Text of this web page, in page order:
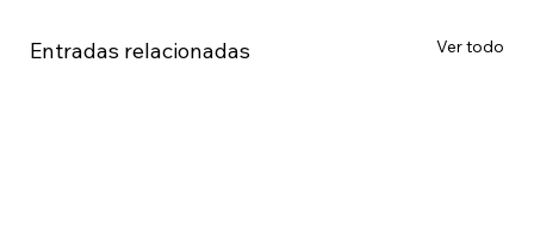
Entradas relacionadas Ver todo